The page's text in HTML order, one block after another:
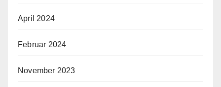
April 2024
Februar 2024
November 2023